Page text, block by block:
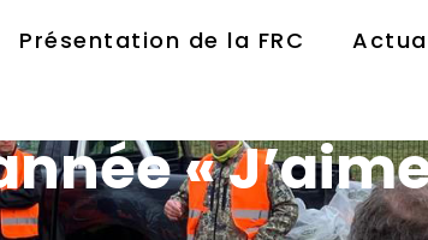
Présentation de la FRC
«